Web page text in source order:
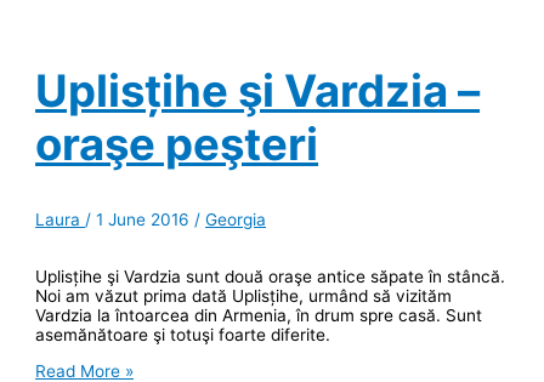
Uplisțihe şi Vardzia –
oraşe peşteri
Laura /1 June 2016 /Georgia
Uplisțihe şi Vardzia sunt două oraşe antice săpate în stâncă.
Noi am văzut prima dată Uplisțihe, urmând să vizităm
Vardzia la întoarcea din Armenia, în drum spre casă. Sunt
asemănătoare şi totuşi foarte diferite.
Uplisțihe
Read More »